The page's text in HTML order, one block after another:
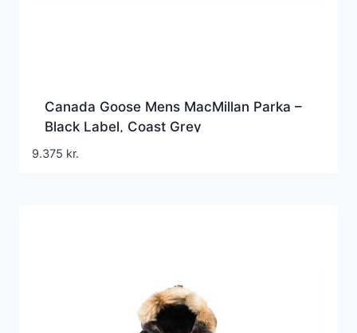
Canada Goose Mens MacMillan Parka –
Black Label, Coast Grey
9.375 kr.